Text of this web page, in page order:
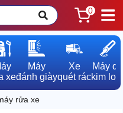
0
xe
Máy
đánh giày
Xe
quét rác
Máy dò
kim loại
rửa xe